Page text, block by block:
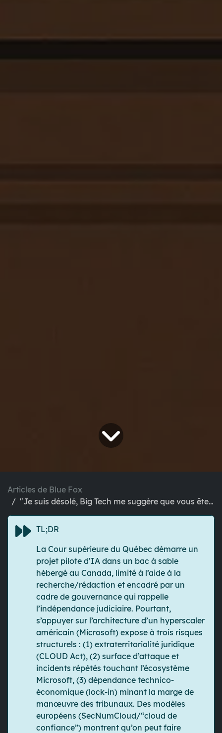
Articles de Blue Fox
"Je suis désolé, Big Tech me suggère que vous êtes coupable."
TL;DR
La Cour supérieure du Québec démarre un
projet pilote d’IA dans un bac à sable
hébergé au Canada, limité à l’aide à la
recherche/rédaction et encadré par un
cadre de gouvernance qui rappelle
l’indépendance judiciaire. Pourtant,
s’appuyer sur l’architecture d’un hyperscaler
américain (Microsoft) expose à trois risques
structurels : (1) extraterritorialité juridique
(CLOUD Act), (2) surface d’attaque et
incidents répétés touchant l’écosystème
Microsoft, (3) dépendance technico-
économique (lock-in) minant la marge de
manœuvre des tribunaux. Des modèles
européens (SecNumCloud/“cloud de
confiance”) montrent qu’on peut faire